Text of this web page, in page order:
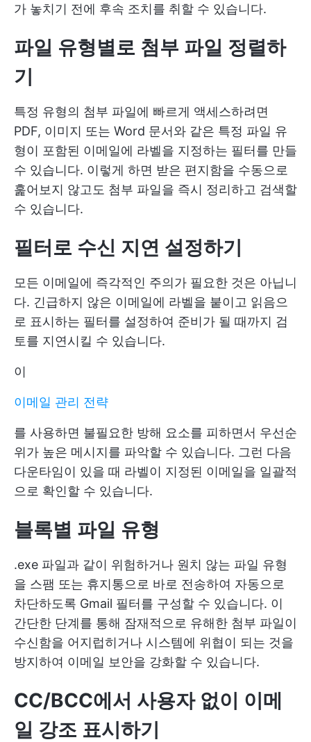
가 놓치기 전에 후속 조치를 취할 수 있습니다.
파일 유형별로 첨부 파일 정렬하
기
특정 유형의 첨부 파일에 빠르게 액세스하려면
PDF, 이미지 또는 Word 문서와 같은 특정 파일 유
형이 포함된 이메일에 라벨을 지정하는 필터를 만들
수 있습니다. 이렇게 하면 받은 편지함을 수동으로
훑어보지 않고도 첨부 파일을 즉시 정리하고 검색할
수 있습니다.
필터로 수신 지연 설정하기
모든 이메일에 즉각적인 주의가 필요한 것은 아닙니
다. 긴급하지 않은 이메일에 라벨을 붙이고 읽음으
로 표시하는 필터를 설정하여 준비가 될 때까지 검
토를 지연시킬 수 있습니다.
이
이메일 관리 전략
를 사용하면 불필요한 방해 요소를 피하면서 우선순
위가 높은 메시지를 파악할 수 있습니다. 그런 다음
다운타임이 있을 때 라벨이 지정된 이메일을 일괄적
으로 확인할 수 있습니다.
블록별 파일 유형
.exe 파일과 같이 위험하거나 원치 않는 파일 유형
을 스팸 또는 휴지통으로 바로 전송하여 자동으로
차단하도록 Gmail 필터를 구성할 수 있습니다. 이
간단한 단계를 통해 잠재적으로 유해한 첨부 파일이
수신함을 어지럽히거나 시스템에 위협이 되는 것을
방지하여 이메일 보안을 강화할 수 있습니다.
CC/BCC에서 사용자 없이 이메
일 강조 표시하기